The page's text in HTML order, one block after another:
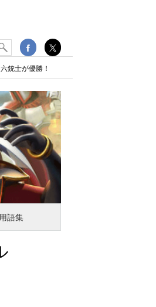
銃士が優勝！
用語集